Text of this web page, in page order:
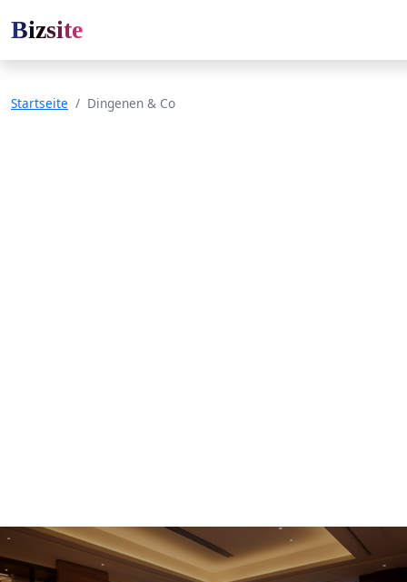
Bizsite
Startseite Dingenen & Co